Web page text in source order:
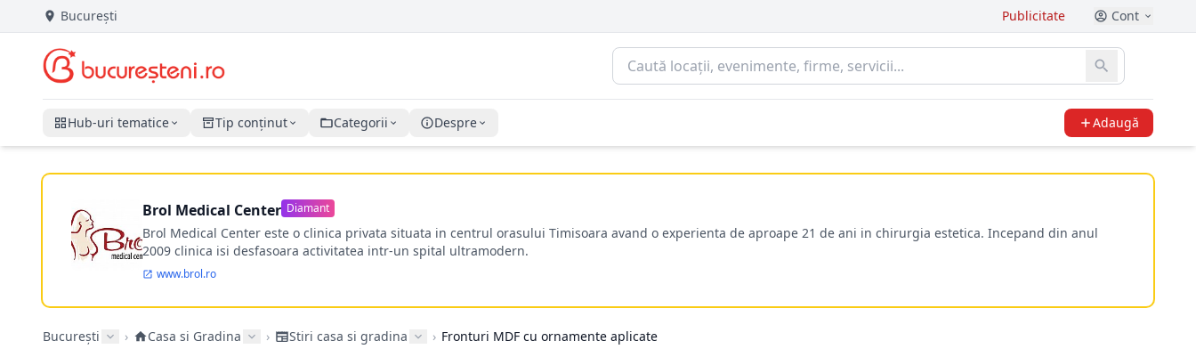
București Publicitate Cont
Hub-uri tematice Tip conținut Categorii Despre Adaugă
Brol Medical Center Diamant
Brol Medical Center este o clinica privata situata in centrul orasului Timisoara avand o experienta de aproape 21 de ani in chirurgia estetica. Incepand din anul
2009 clinica isi desfasoara activitatea intr-un spital ultramodern.
www.brol.ro
București › Casa si Gradina › Stiri casa si gradina › Fronturi MDF cu ornamente aplicate